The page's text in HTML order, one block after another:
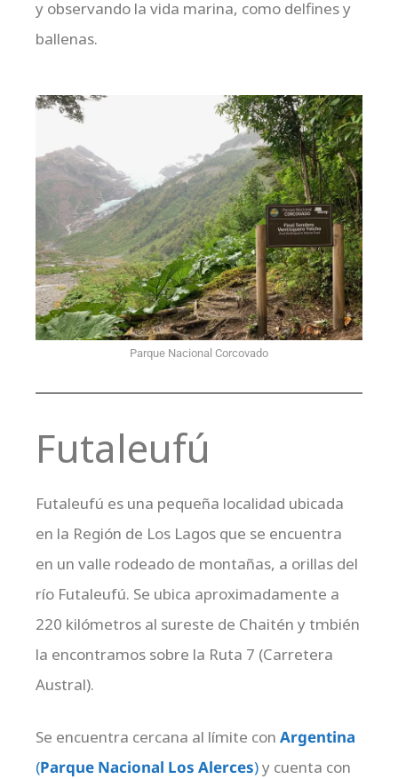
y observando la vida marina, como delfines y
ballenas.
Parque Nacional Corcovado
Futaleufú
Futaleufú es una pequeña localidad ubicada
en la Región de Los Lagos que se encuentra
en un valle rodeado de montañas, a orillas del
río Futaleufú. Se ubica aproximadamente a
220 kilómetros al sureste de Chaitén y tmbién
la encontramos sobre la Ruta 7 (Carretera
Austral).
Se encuentra cercana al límite con Argentina
(Parque Nacional Los Alerces)y cuenta con